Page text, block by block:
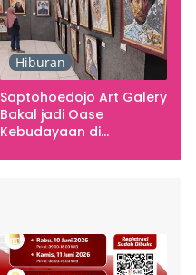
Hiburan
Saptohoedojo Art Galery
Bakal jadi Oase
Kebudayaan di